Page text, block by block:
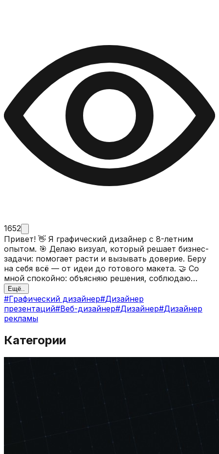
1652
Привет! 👋 Я графический дизайнер с 8-летним
опытом. 🎯 Делаю визуал, который решает бизнес-
задачи: помогает расти и вызывать доверие. Беру
на себя всё — от идеи до готового макета. 🤝 Со
мной спокойно: объясняю решения, соблюдаю
сроки, всегда на связи. Честно и без сюрпризов. 📬
Пишите в ТГ (@steesday) или на почту.
Ещё..
#Графический дизайнер#Дизайнер
презентаций#Веб-дизайнер#Дизайнер#Дизайнер
рекламы
Категории